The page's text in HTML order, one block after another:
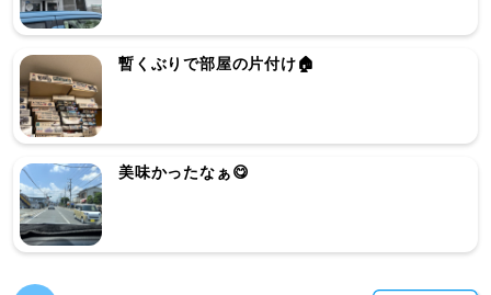
暫くぶりで部屋の片付け🏠
美味かったなぁ😋